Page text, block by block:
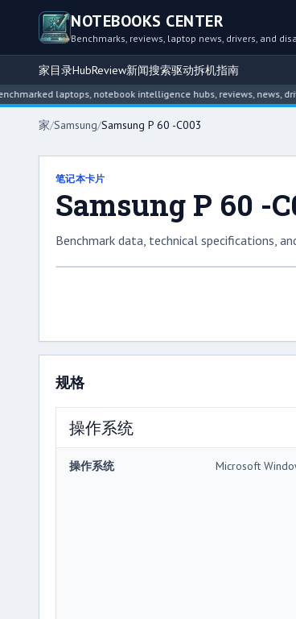
NOTEBOOKS CENTER
Benchmarks, reviews, laptop news, drivers, and
家目录HubReview新闻搜索驱动拆机指南
laptops, notebook intelligence hubs, reviews, news,
家/Samsung/Samsung P 60 -C003
笔记本卡片
Samsung P 60 -
Benchmark data, technical specifications,
规格
操作系统
操作系统 Microsoft